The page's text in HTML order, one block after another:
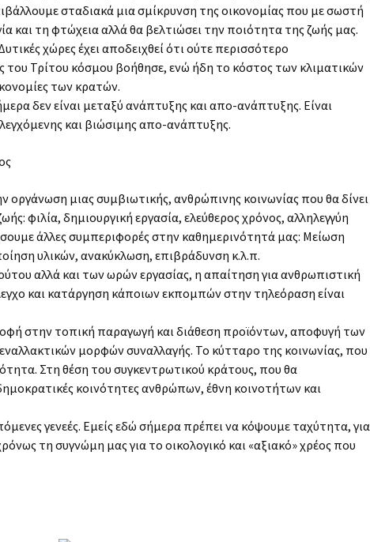
σταδιακά μια σμίκρυνση της οικονομίας που με σωστή
και τη φτώχεια αλλά θα βελτιώσει την ποιότητα της ζωής μας.
χώρες έχει αποδειχθεί ότι ούτε περισσότερο
του Τρίτου κόσμου βοήθησε, ενώ ήδη το κόστος των κλιματικών
των κρατών.
δεν είναι μεταξύ ανάπτυξης και απο-ανάπτυξης. Είναι
και βιώσιμης απο-ανάπτυξης.
μιας συμβιωτικής, ανθρώπινης κοινωνίας που θα δίνει
φιλία, δημιουργική εργασία, ελεύθερος χρόνος, αλληλεγγύη
άλλες συμπεριφορές στην καθημερινότητά μας: Μείωση
υλικών, ανακύκλωση, επιβράδυνση κ.λ.π.
αλλά και των ωρών εργασίας, η απαίτηση για ανθρωπιστική
και κατάργηση κάποιων εκπομπών στην τηλεόραση είναι
στην τοπική παραγωγή και διάθεση προϊόντων, αποφυγή των
μορφών συναλλαγής. Το κύτταρο της κοινωνίας, που
Στη θέση του συγκεντρωτικού κράτους, που θα
κοινότητες ανθρώπων, έθνη κοινοτήτων και
γενεές. Εμείς εδώ σήμερα πρέπει να κόψουμε ταχύτητα, για
τη συγνώμη μας για το οικολογικό και «αξιακό» χρέος που